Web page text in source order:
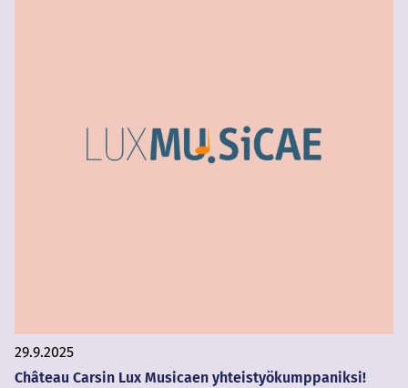
29.9.2025
Château Carsin Lux Musicaen yhteistyökumppaniksi!